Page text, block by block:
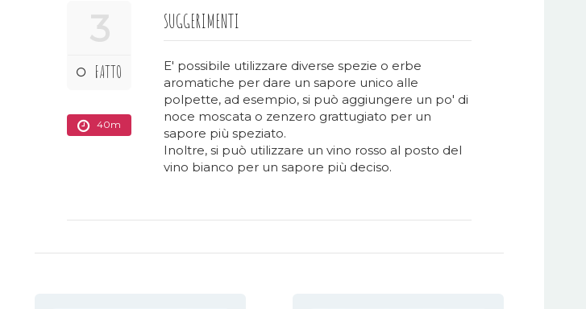
3
FATTO
40m
SUGGERIMENTI
E' possibile utilizzare diverse spezie o erbe
aromatiche per dare un sapore unico alle
polpette, ad esempio, si può aggiungere un po' di
noce moscata o zenzero grattugiato per un
sapore più speziato.
Inoltre, si può utilizzare un vino rosso al posto del
vino bianco per un sapore più deciso.